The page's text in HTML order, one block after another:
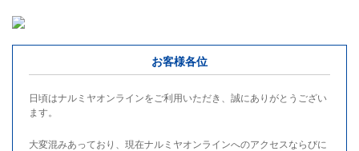
お客様各位
日頃はナルミヤオンラインをご利用いただき、誠にありがとうござい
ます。
大変混みあっており、現在ナルミヤオンラインへのアクセスならびに